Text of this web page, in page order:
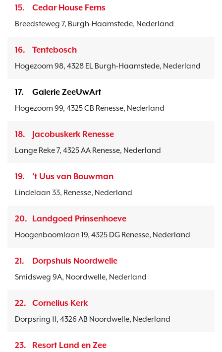
15. Cedar House Ferns
Breedsteweg 7, Burgh-Haamstede, Nederland
16. Tentebosch
Hogezoom 98, 4328 EL Burgh-Haamstede, Nederland
17. Galerie ZeeUwArt
Hogezoom 99, 4325 CB Renesse, Nederland
18. Jacobuskerk Renesse
Lange Reke 7, 4325 AA Renesse, Nederland
19. ’t Uus van Bouwman
Lindelaan 33, Renesse, Nederland
20. Landgoed Prinsenhoeve
Hoogenboomlaan 19, 4325 DG Renesse, Nederland
21. Dorpshuis Noordwelle
Smidsweg 9A, Noordwelle, Nederland
22. Cornelius Kerk
Dorpsring 11, 4326 AB Noordwelle, Nederland
23. Resort Land en Zee